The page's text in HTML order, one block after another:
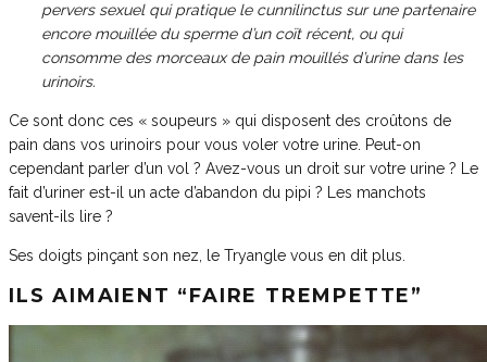
pervers sexuel qui pratique le cunnilinctus sur une partenaire
encore mouillée du sperme d’un coït récent, ou qui
consomme des morceaux de pain mouillés d’urine dans les
urinoirs.
Ce sont donc ces « soupeurs » qui disposent des croûtons de
pain dans vos urinoirs pour vous voler votre urine. Peut-on
cependant parler d’un vol ? Avez-vous un droit sur votre urine ? Le
fait d’uriner est-il un acte d’abandon du pipi ? Les manchots
savent-ils lire ?
Ses doigts pinçant son nez, le Tryangle vous en dit plus.
ILS AIMAIENT “FAIRE TREMPETTE”